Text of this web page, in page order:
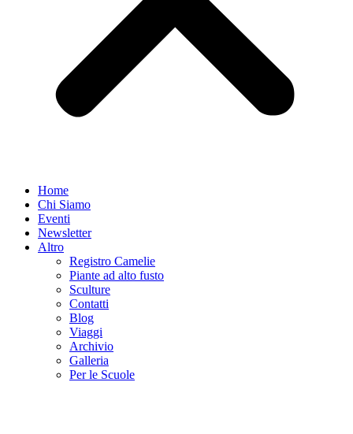
Home
Chi Siamo
Eventi
Newsletter
Altro
Registro Camelie
Piante ad alto fusto
Sculture
Contatti
Blog
Viaggi
Archivio
Galleria
Per le Scuole